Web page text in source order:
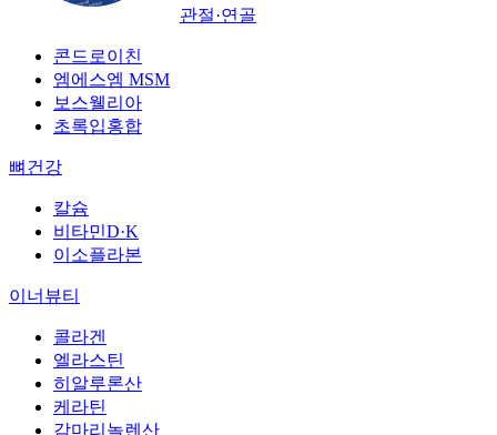
관절·연골
콘드로이친
엠에스엠 MSM
보스웰리아
초록입홍합
뼈건강
칼슘
비타민D·K
이소플라본
이너뷰티
콜라겐
엘라스틴
히알루론산
케라틴
감마리놀렌산